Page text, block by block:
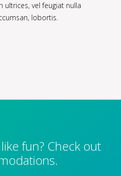
ultrices, vel feugiat nulla
lobortis.
fun? Check out